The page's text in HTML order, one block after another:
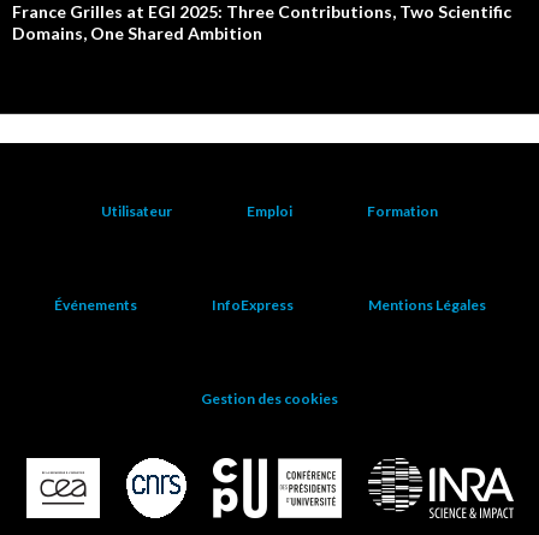
France Grilles at EGI 2025: Three Contributions, Two Scientific
Domains, One Shared Ambition
Utilisateur Emploi Formation
Événements InfoExpress Mentions Légales
Gestion des cookies